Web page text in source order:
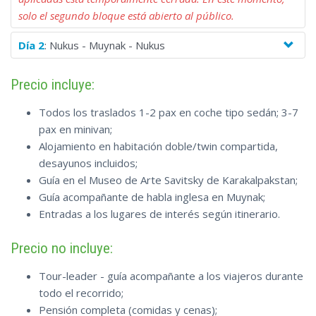
solo el segundo bloque está abierto al público.
Día 2: Nukus - Muynak - Nukus
Precio incluye:
Todos los traslados 1-2 pax en coche tipo sedán; 3-7
pax en minivan;
Alojamiento en habitación doble/twin compartida,
desayunos incluidos;
Guía en el Museo de Arte Savitsky de Karakalpakstan;
Guía acompañante de habla inglesa en Muynak;
Entradas a los lugares de interés según itinerario.
Precio no incluye:
Tour-leader - guía acompañante a los viajeros durante
todo el recorrido;
Pensión completa (comidas y cenas);